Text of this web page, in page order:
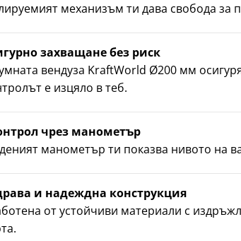
механизъм ти дава свобода
захващане без риск
вендуза KraftWorld Ø200 мм
е изцяло в теб.
чрез манометър
манометър ти показва нивото на
и надеждна конструкция
от устойчиви материали с